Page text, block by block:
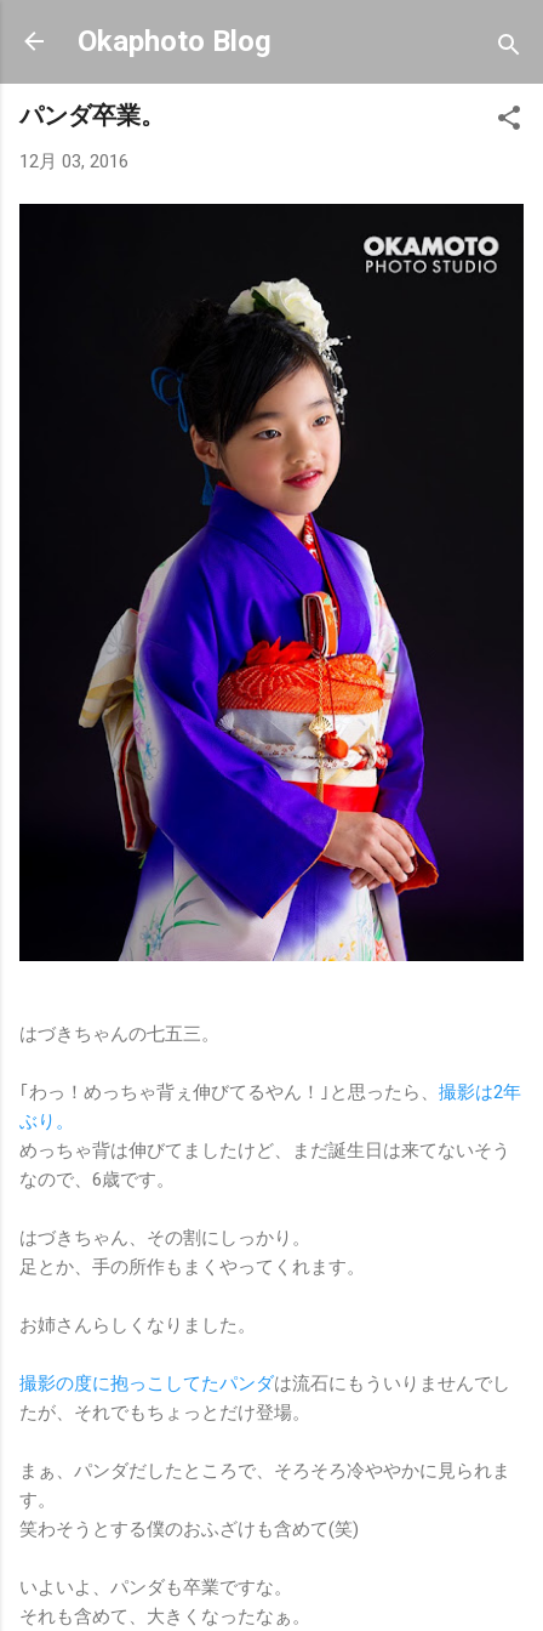
スキップしてメイン コンテンツに移動
Okaphoto Blog
パンダ卒業。
12月 03, 2016
はづきちゃんの七五三。
｢わっ！めっちゃ背ぇ伸びてるやん！｣と思ったら、 撮影は2年
ぶり。
めっちゃ背は伸びてましたけど、まだ誕生日は来てないそう
なので、6歳です。
はづきちゃん、その割にしっかり。
足とか、手の所作もまくやってくれます。
お姉さんらしくなりました。
撮影の度に抱っこしてたパンダは流石にもういりませんでし
たが、それでもちょっとだけ登場。
まぁ、パンダだしたところで、そろそろ冷ややかに見られま
す。
笑わそうとする僕のおふざけも含めて(笑)
いよいよ、パンダも卒業ですな。
それも含めて、大きくなったなぁ。